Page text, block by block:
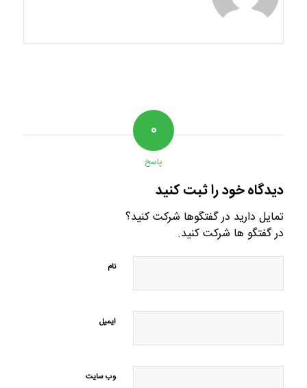
۰
پاسخ
دیدگاه خود را ثبت کنید
تمایل دارید در گفتگوها شرکت کنید؟
در گفتگو ها شرکت کنید.
نام
ایمیل
وب‌ سایت